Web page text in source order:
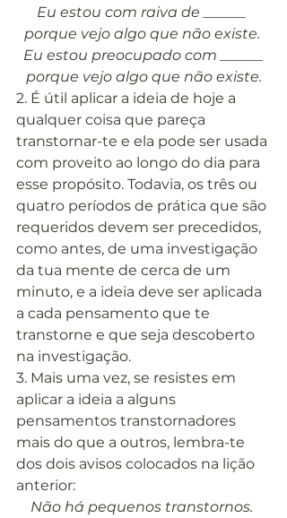
Eu estou com raiva de ______
porque vejo algo que não existe.
Eu estou preocupado com ______
porque vejo algo que não existe.
2. É útil aplicar a ideia de hoje a
qualquer coisa que pareça
transtornar-te e ela pode ser usada
com proveito ao longo do dia para
esse propósito. Todavia, os três ou
quatro períodos de prática que são
requeridos devem ser precedidos,
como antes, de uma investigação
da tua mente de cerca de um
minuto, e a ideia deve ser aplicada
a cada pensamento que te
transtorne e que seja descoberto
na investigação.
3. Mais uma vez, se resistes em
aplicar a ideia a alguns
pensamentos transtornadores
mais do que a outros, lembra-te
dos dois avisos colocados na lição
anterior:
Não há pequenos transtornos.